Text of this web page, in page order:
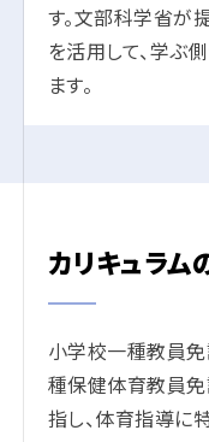
す。文部科学省が
を活用して、学ぶ
ます。
カリキュラム
小学校一種教員免
種保健体育教員免
指し、体育指導に